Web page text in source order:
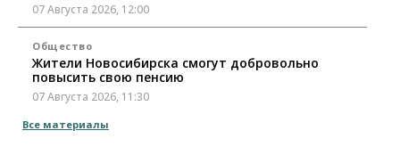
07 Августа 2026, 12:00
Общество
Жители Новосибирска смогут добровольно
повысить свою пенсию
07 Августа 2026, 11:30
Общество
Все материалы